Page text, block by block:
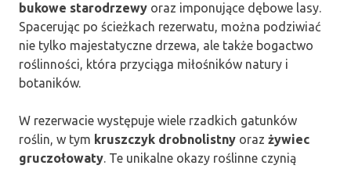
bukowe starodrzewy oraz imponujące dębowe lasy.
Spacerując po ścieżkach rezerwatu, można podziwiać
nie tylko majestatyczne drzewa, ale także bogactwo
roślinności, która przyciąga miłośników natury i
botaników.
W rezerwacie występuje wiele rzadkich gatunków
roślin, w tym kruszczyk drobnolistny oraz żywiec
gruczołowaty. Te unikalne okazy roślinne czynią